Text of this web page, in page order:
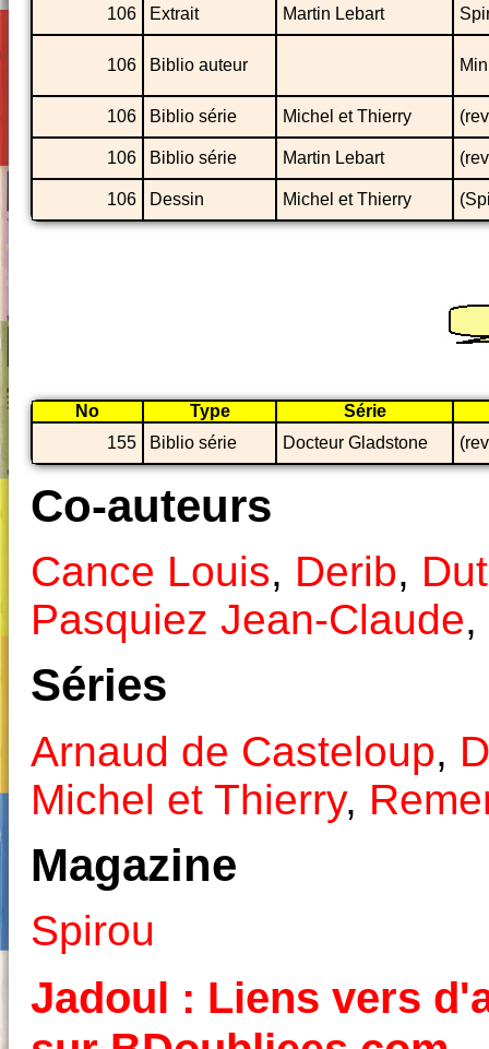
106 Extrait Martin Lebart
106 Biblio auteur
106 Biblio série Michel et Thierry
106 Biblio série Martin Lebart
106 Dessin Michel et Thierry
No Type
Série
155
Biblio série Docteur Gladstone
Co-auteurs
Cance Louis, Derib,
Pasquiez Jean-Claude,
Séries
Arnaud de Casteloup,
Michel et Thierry,
Magazine
Spirou
Jadoul : Liens vers